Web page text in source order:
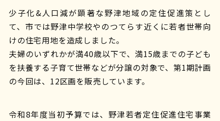
少子化&人口減が顕著な野津地域の定住促進策とし
て、市では野津中学校やのつてらす近くに若者世帯向
けの住宅用地を造成しました。
夫婦のいずれかが満40歳以下で、満15歳までの子ども
を扶養する子育て世帯などが分譲の対象で、第1期計画
の今回は、12区画を販売しています。
令和8年度当初予算では、野津若者定住促進住宅事業